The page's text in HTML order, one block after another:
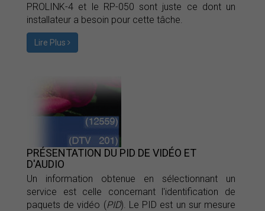
PROLINK-4 et le RP-050 sont juste ce dont un
installateur a besoin pour cette tâche.
Lire Plus
PRÉSENTATION DU PID DE VIDÉO ET
D'AUDIO
Un information obtenue en sélectionnant un
service est celle concernant l'identification de
paquets de vidéo (PID). Le PID est un sur mesure